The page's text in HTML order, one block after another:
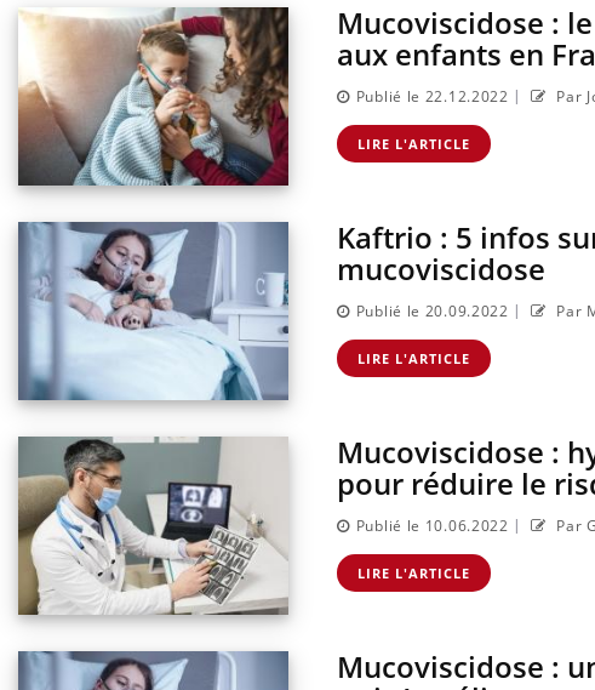
Mucoviscidose :
aux enfants en
Publié le 22.12.2022 | Par
LIRE L'ARTICLE
Kaftrio : 5 infos
mucoviscidose
Publié le 20.09.2022 | Par
LIRE L'ARTICLE
Mucoviscidose :
pour réduire le
Publié le 10.06.2022 | Par
LIRE L'ARTICLE
Mucoviscidose :